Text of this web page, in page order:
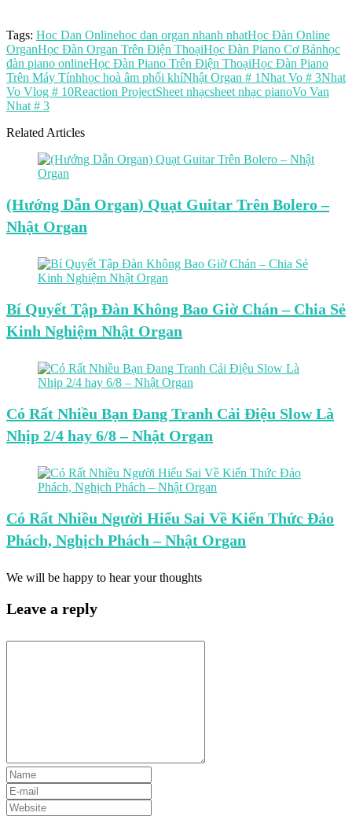
Tags: Hoc Dan Onlinehoc dan organ nhanh nhatHọc Đàn Online
OrganHọc Đàn Organ Trên Điện ThoạiHọc Đàn Piano Cơ Bảnhọc
đàn piano onlineHọc Đàn Piano Trên Điện ThoạiHọc Đàn Piano
Trên Máy Tínhhọc hoà âm phối khíNhật Organ # 1Nhat Vo # 3Nhat
Vo Vlog # 10Reaction ProjectSheet nhạcsheet nhạc pianoVo Van
Nhat # 3
Related Articles
(Hướng Dẫn Organ) Quạt Guitar Trên Bolero –
Nhật Organ
Bí Quyết Tập Đàn Không Bao Giờ Chán – Chia Sẻ
Kinh Nghiệm Nhật Organ
Có Rất Nhiều Bạn Đang Tranh Cải Điệu Slow Là
Nhịp 2/4 hay 6/8 – Nhật Organ
Có Rất Nhiều Người Hiểu Sai Về Kiến Thức Đảo
Phách, Nghịch Phách – Nhật Organ
We will be happy to hear your thoughts
Leave a reply